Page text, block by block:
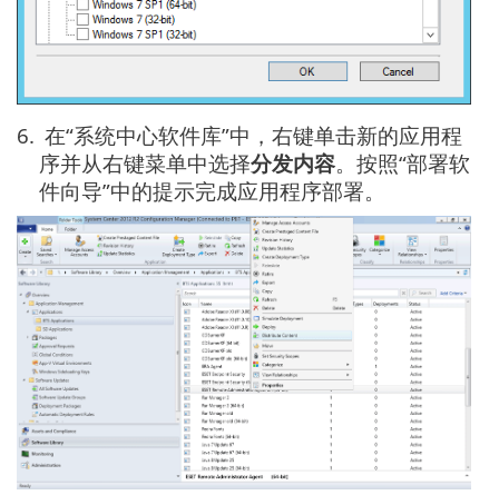
6. 在“系统中心软件库”中，右键单击新的应用程
序并从右键菜单中选择分发内容。按照“部署软
件向导”中的提示完成应用程序部署。